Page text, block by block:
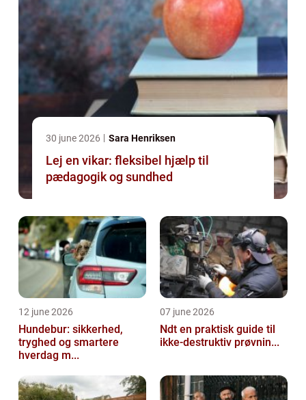
30 june 2026 Sara Henriksen
Lej en vikar: fleksibel hjælp til
pædagogik og sundhed
12 june 2026
Hundebur: sikkerhed,
tryghed og smartere
hverdag m...
07 june 2026
Ndt en praktisk guide til
ikke-destruktiv prøvnin...